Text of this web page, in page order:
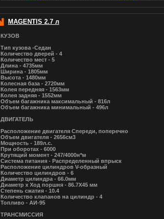
MAGENTIS 2.7 л
КУЗОВ
Тип кузова -Седан
Количество дверей - 4
Количество мест - 5
Длина - 4735мм
Ширина - 1805мм
Высота - 1480мм
Колесная база - 2720мм
Колея передняя - 1563мм
Колея задняя - 1552мм
Объем багажника максимальный - 816л
Объем багажника минимальный - 496л
ДВИГАТЕЛЬ
Расположение двигателя Спереди, поперечно
Объем двигателя - 2656см3
Мощность - 189л.с.
При оборотах - 6000
Крутящий момент - 247/4000н*м
Система питания - Распределенный впрыск
Расположение цилиндров V-образный
Количество цилиндров - 6
Диаметр цилиндра - 66.0мм
Диаметр х Ход поршня - 86.7Х45 мм
Степень сжатия - 10.4
Количество клапанов на цилиндр - 4
Топливо - АИ-95
ТРАНСМИССИЯ